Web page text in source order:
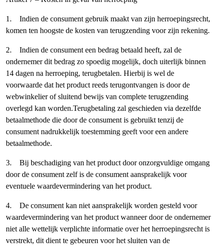
1. Indien de consument gebruik maakt van zijn herroepingsrecht,
komen ten hoogste de kosten van terugzending voor zijn rekening.
2. Indien de consument een bedrag betaald heeft, zal de
ondernemer dit bedrag zo spoedig mogelijk, doch uiterlijk binnen
14 dagen na herroeping, terugbetalen. Hierbij is wel de
voorwaarde dat het product reeds terugontvangen is door de
webwinkelier of sluitend bewijs van complete terugzending
overlegd kan worden.Terugbetaling zal geschieden via dezelfde
betaalmethode die door de consument is gebruikt tenzij de
consument nadrukkelijk toestemming geeft voor een andere
betaalmethode.
3. Bij beschadiging van het product door onzorgvuldige omgang
door de consument zelf is de consument aansprakelijk voor
eventuele waardevermindering van het product.
4. De consument kan niet aansprakelijk worden gesteld voor
waardevermindering van het product wanneer door de ondernemer
niet alle wettelijk verplichte informatie over het herroepingsrecht is
verstrekt, dit dient te gebeuren voor het sluiten van de